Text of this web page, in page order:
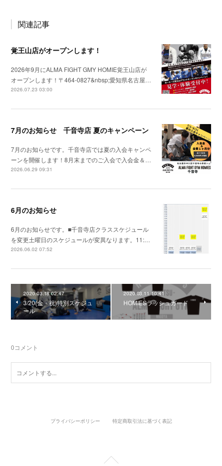
関連記事
覚王山店がオープンします！
2026年9月にALMA FIGHT GMY HOMIE覚王山店が
オープンします！〒464-0827&nbsp;愛知県名古屋…
2026.07.23 03:00
7月のお知らせ 千音寺店 夏のキャンペーン
7月のお知らせです。千音寺店では夏の入会キャンペ
ーンを開催します！8月末までのご入会で入会金＆…
2026.06.29 09:31
6月のお知らせ
6月のお知らせです。■千音寺店クラススケジュール
を変更土曜日のスケジュールが変異なります。11:…
2026.06.02 07:52
2020.03.18 02:47
3/20(金・祝)特別スケジュ
ール
2020.03.11 10:41
HOMIESラッシュガード
0コメント
プライバシーポリシー 特定商取引法に基づく表記